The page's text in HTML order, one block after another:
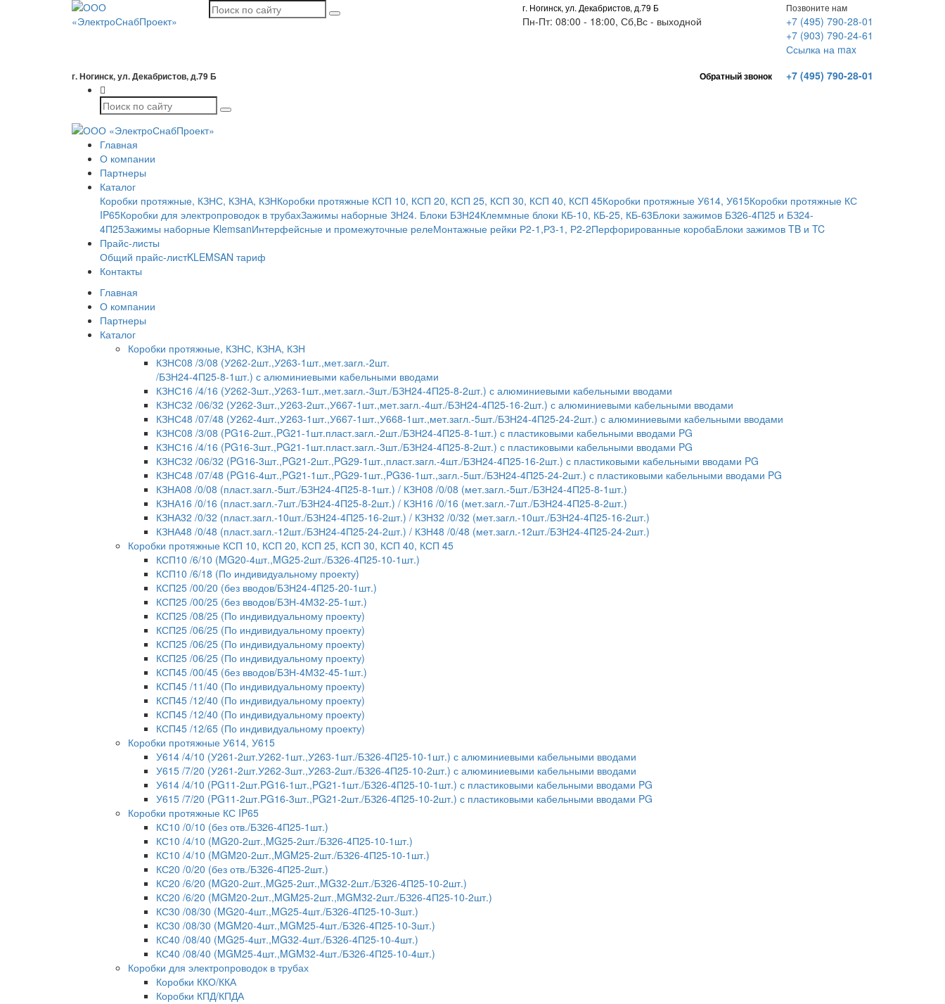
г. Ногинск, ул. Декабристов, д.79 Б
Пн-Пт: 08:00 - 18:00, Сб,Вс - выходной
Позвоните нам
+7 (495) 790-28-01
+7 (903) 790-24-61
Ссылка на max
г. Ногинск, ул. Декабристов, д.79 Б Обратный звонок +7 (495) 790-28-01
Главная
О компании
Партнеры
Каталог
Коробки протяжные, КЗНС, КЗНА, КЗНКоробки протяжные КСП 10, КСП 20, КСП 25, КСП 30, КСП 40, КСП 45Коробки протяжные У614, У615Коробки протяжные КС
IP65Коробки для электропроводок в трубахЗажимы наборные ЗН24. Блоки БЗН24Клеммные блоки КБ-10, КБ-25, КБ-63Блоки зажимов БЗ26-4П25 и БЗ24-
4П25Зажимы наборные KlemsanИнтерфейсные и промежуточные релеМонтажные рейки Р2-1,Р3-1, Р2-2Перфорированные коробаБлоки зажимов TB и TC
Прайс-листы
Общий прайс-листKLEMSAN тариф
Контакты
Главная
О компании
Партнеры
Каталог
Коробки протяжные, КЗНС, КЗНА, КЗН
КЗНС08 /3/08 (У262-2шт.,У263-1шт.,мет.загл.-2шт.
/БЗН24-4П25-8-1шт.) с алюминиевыми кабельными вводами
КЗНС16 /4/16 (У262-3шт.,У263-1шт.,мет.загл.-3шт./БЗН24-4П25-8-2шт.) с алюминиевыми кабельными вводами
КЗНС32 /06/32 (У262-3шт.,У263-2шт.,У667-1шт.,мет.загл.-4шт./БЗН24-4П25-16-2шт.) с алюминиевыми кабельными вводами
КЗНС48 /07/48 (У262-4шт.,У263-1шт.,У667-1шт.,У668-1шт.,мет.загл.-5шт./БЗН24-4П25-24-2шт.) с алюминиевыми кабельными вводами
КЗНС08 /3/08 (PG16-2шт.,PG21-1шт.пласт.загл.-2шт./БЗН24-4П25-8-1шт.) с пластиковыми кабельными вводами PG
КЗНС16 /4/16 (PG16-3шт.,PG21-1шт.пласт.загл.-3шт./БЗН24-4П25-8-2шт.) с пластиковыми кабельными вводами PG
КЗНС32 /06/32 (PG16-3шт.,PG21-2шт.,PG29-1шт.,пласт.загл.-4шт./БЗН24-4П25-16-2шт.) с пластиковыми кабельными вводами PG
КЗНС48 /07/48 (PG16-4шт.,PG21-1шт.,PG29-1шт.,PG36-1шт.,загл.-5шт./БЗН24-4П25-24-2шт.) с пластиковыми кабельными вводами PG
КЗНА08 /0/08 (пласт.загл.-5шт./БЗН24-4П25-8-1шт.) / КЗН08 /0/08 (мет.загл.-5шт./БЗН24-4П25-8-1шт.)
КЗНА16 /0/16 (пласт.загл.-7шт./БЗН24-4П25-8-2шт.) / КЗН16 /0/16 (мет.загл.-7шт./БЗН24-4П25-8-2шт.)
КЗНА32 /0/32 (пласт.загл.-10шт./БЗН24-4П25-16-2шт.) / КЗН32 /0/32 (мет.загл.-10шт./БЗН24-4П25-16-2шт.)
КЗНА48 /0/48 (пласт.загл.-12шт./БЗН24-4П25-24-2шт.) / КЗН48 /0/48 (мет.загл.-12шт./БЗН24-4П25-24-2шт.)
Коробки протяжные КСП 10, КСП 20, КСП 25, КСП 30, КСП 40, КСП 45
КСП10 /6/10 (MG20-4шт.,MG25-2шт./БЗ26-4П25-10-1шт.)
КСП10 /6/18 (По индивидуальному проекту)
КСП25 /00/20 (без вводов/БЗН24-4П25-20-1шт.)
КСП25 /00/25 (без вводов/БЗН-4М32-25-1шт.)
КСП25 /08/25 (По индивидуальному проекту)
КСП25 /06/25 (По индивидуальному проекту)
КСП25 /06/25 (По индивидуальному проекту)
КСП25 /06/25 (По индивидуальному проекту)
КСП45 /00/45 (без вводов/БЗН-4М32-45-1шт.)
КСП45 /11/40 (По индивидуальному проекту)
КСП45 /12/40 (По индивидуальному проекту)
КСП45 /12/40 (По индивидуальному проекту)
КСП45 /12/65 (По индивидуальному проекту)
Коробки протяжные У614, У615
У614 /4/10 (У261-2шт.У262-1шт.,У263-1шт./БЗ26-4П25-10-1шт.) с алюминиевыми кабельными вводами
У615 /7/20 (У261-2шт.У262-3шт.,У263-2шт./БЗ26-4П25-10-2шт.) с алюминиевыми кабельными вводами
У614 /4/10 (PG11-2шт.PG16-1шт.,PG21-1шт./БЗ26-4П25-10-1шт.) с пластиковыми кабельными вводами PG
У615 /7/20 (PG11-2шт.PG16-3шт.,PG21-2шт./БЗ26-4П25-10-2шт.) с пластиковыми кабельными вводами PG
Коробки протяжные КС IP65
КС10 /0/10 (без отв./БЗ26-4П25-1шт.)
КС10 /4/10 (MG20-2шт.,MG25-2шт./БЗ26-4П25-10-1шт.)
КС10 /4/10 (MGM20-2шт.,MGM25-2шт./БЗ26-4П25-10-1шт.)
КС20 /0/20 (без отв./БЗ26-4П25-2шт.)
КС20 /6/20 (MG20-2шт.,MG25-2шт.,MG32-2шт./БЗ26-4П25-10-2шт.)
КС20 /6/20 (MGM20-2шт.,MGM25-2шт.,MGM32-2шт./БЗ26-4П25-10-2шт.)
КС30 /08/30 (MG20-4шт.,MG25-4шт./БЗ26-4П25-10-3шт.)
КС30 /08/30 (MGM20-4шт.,MGM25-4шт./БЗ26-4П25-10-3шт.)
КС40 /08/40 (MG25-4шт.,MG32-4шт./БЗ26-4П25-10-4шт.)
КС40 /08/40 (MGM25-4шт.,MGM32-4шт./БЗ26-4П25-10-4шт.)
Коробки для электропроводок в трубах
Коробки ККО/ККА
Коробки КПД/КПДА